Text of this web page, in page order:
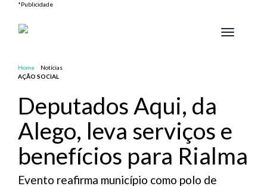
*Publicidade
Toggle
Home
Notícias
AÇÃO SOCIAL
Deputados Aqui, da
Alego, leva serviços e
benefícios para Rialma
Evento reafirma município como polo de